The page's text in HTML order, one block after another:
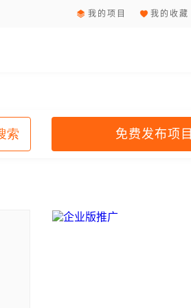
我的项目 我的收藏
索 免费发布项目